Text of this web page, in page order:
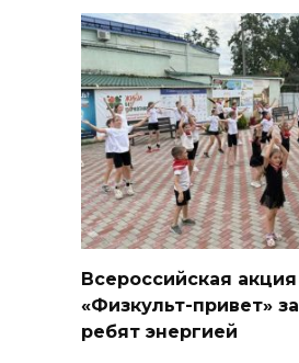
Всероссийская акция
«Физкульт-привет»
ребят энергией